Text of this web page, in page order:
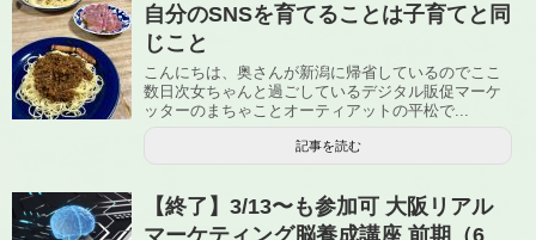
自分のSNSを育てることは子育てと同
じこと
こんにちは、奥さんが新潟に帰省しているのでここ
数日次女ちゃんと過ごしているデジタル販促マーケ
ッターのまちゃことオーティアットの平松で...
記事を読む
【終了】3/13〜も参加可 大阪リアル